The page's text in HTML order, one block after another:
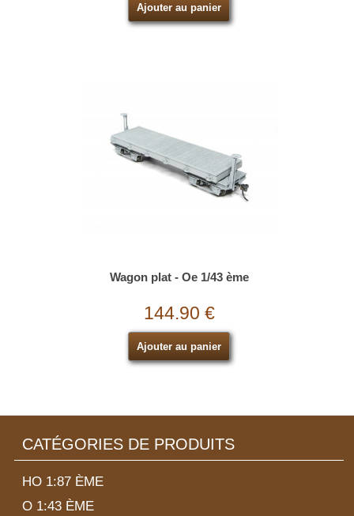
Ajouter au panier
Wagon plat - Oe 1/43 ème
144.90 €
Ajouter au panier
CATÉGORIES DE PRODUITS
HO 1:87 ÈME
O 1:43 ÈME